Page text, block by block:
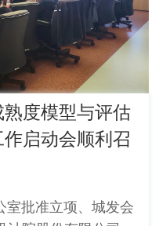
熟度模型与评估
启动会顺利召
室批准立项、城发会